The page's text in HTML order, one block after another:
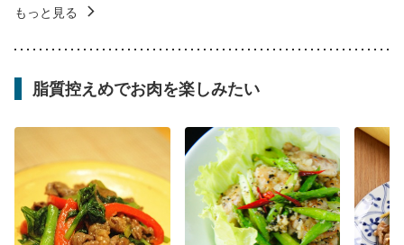
もっと見る
脂質控えめでお肉を楽しみたい